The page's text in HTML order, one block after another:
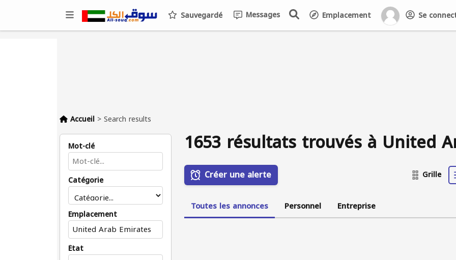
Se
Emplacement
Messages
Sauvegardé
Accueil >Search results
Mot-clé
Catégorie
Emplacement
État
1653 résultats trouvés à United
Créer une alerte Grille
Toutes les annonces Personnel Entreprise